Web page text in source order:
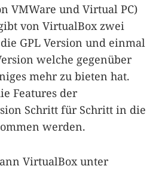
VMWare und Virtual PC)
von VirtualBox zwei
GPL Version und einmal
welche gegenüber
mehr zu bieten hat.
Features der
Schritt für Schritt in die
werden.
VirtualBox unter